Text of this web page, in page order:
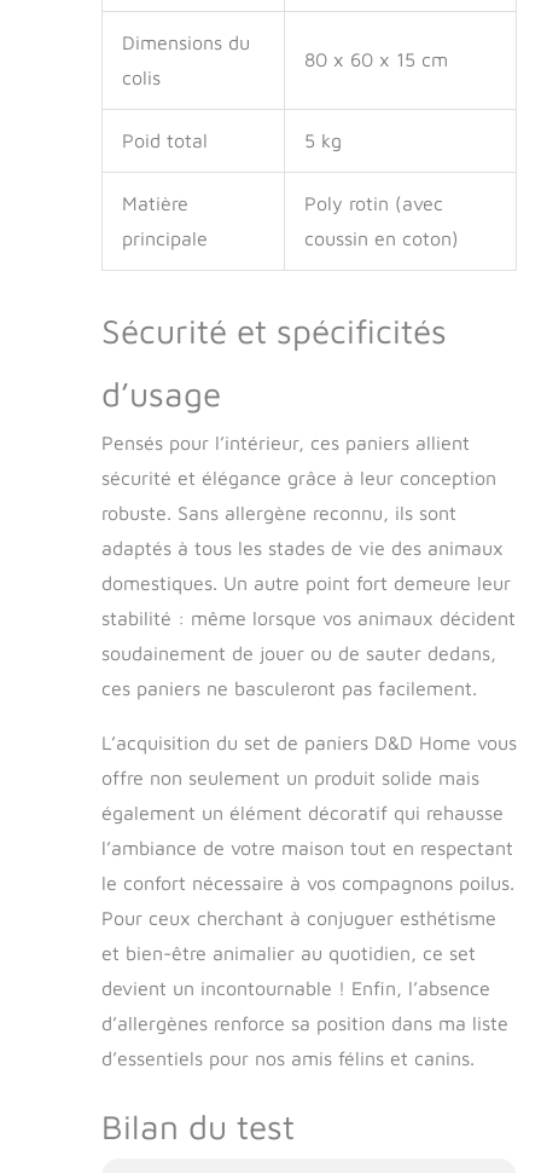
Ces articles de style
innovants et
confortables en
termes de design,
matériaux et de
fonctionnalité. De
considérés comme
de compagnie, les
feront partie de
votre intérieur
Dimensions du
colis
80 x 60 x 15 cm
Poid total 5 kg
Matière
principale
Poly rotin (avec
coussin en coton)
Sécurité et spécificités
d’usage
Pensés pour l’intérieur, ces paniers allient
sécurité et élégance grâce à leur conception
robuste. Sans allergène reconnu, ils sont
adaptés à tous les stades de vie des animaux
domestiques. Un autre point fort demeure leur
stabilité : même lorsque vos animaux décident
soudainement de jouer ou de sauter dedans,
ces paniers ne basculeront pas facilement.
L’acquisition du set de paniers D&D Home vous
offre non seulement un produit solide mais
également un élément décoratif qui rehausse
l’ambiance de votre maison tout en respectant
le confort nécessaire à vos compagnons poilus.
Pour ceux cherchant à conjuguer esthétisme
et bien-être animalier au quotidien, ce set
devient un incontournable ! Enfin, l’absence
d’allergènes renforce sa position dans ma liste
d’essentiels pour nos amis félins et canins.
Bilan du test